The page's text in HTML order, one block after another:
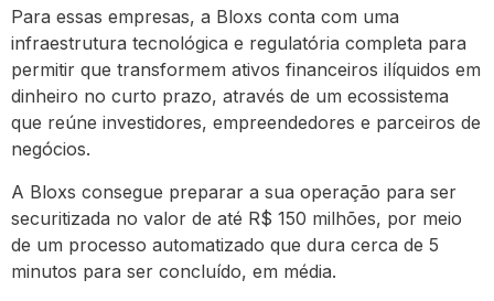
Para essas empresas, a Bloxs conta com uma
infraestrutura tecnológica e regulatória completa para
permitir que transformem ativos financeiros ilíquidos em
dinheiro no curto prazo, através de um ecossistema
que reúne investidores, empreendedores e parceiros de
negócios.
A Bloxs consegue preparar a sua operação para ser
securitizada no valor de até R$ 150 milhões, por meio
de um processo automatizado que dura cerca de 5
minutos para ser concluído, em média.